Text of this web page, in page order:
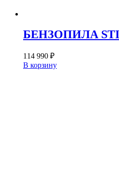
БЕНЗОПИЛА
114 990 ₽
В корзину